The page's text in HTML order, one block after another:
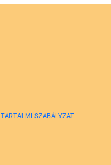
TARTALMI SZABÁLYZAT